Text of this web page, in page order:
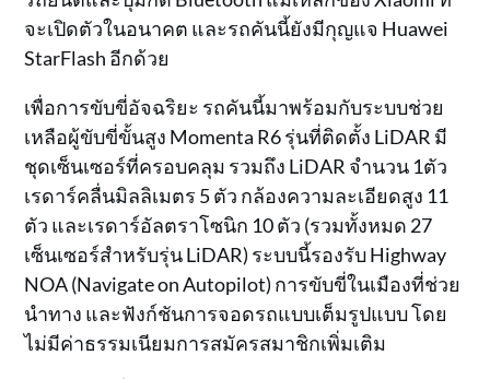
จะเปิดตัวในอนาคต และรถคันนี้ยังมีกุญแจ Huawei
StarFlash อีกด้วย
เพื่อการขับขี่อัจฉริยะ รถคันนี้มาพร้อมกับระบบช่วย
เหลือผู้ขับขี่ขั้นสูง Momenta R6 รุ่นที่ติดตั้ง LiDAR มี
ชุดเซ็นเซอร์ที่ครอบคลุม รวมถึง LiDAR จำนวน 1ตัว
เรดาร์คลื่นมิลลิเมตร 5 ตัว กล้องความละเอียดสูง 11
ตัว และเรดาร์อัลตราโซนิก 10 ตัว (รวมทั้งหมด 27
เซ็นเซอร์สำหรับรุ่น LiDAR) ระบบนี้รองรับ Highway
NOA (Navigate on Autopilot) การขับขี่ในเมืองที่ช่วย
นำทาง และฟังก์ชันการจอดรถแบบเต็มรูปแบบ โดย
ไม่มีค่าธรรมเนียมการสมัครสมาชิกเพิ่มเติม